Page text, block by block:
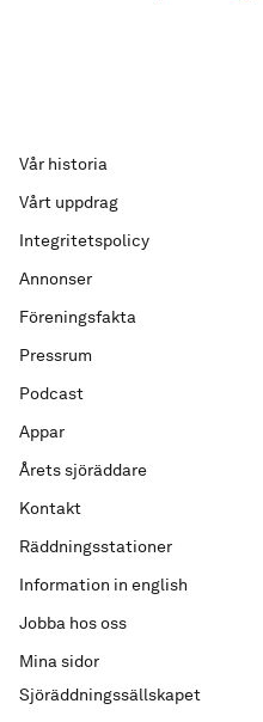
Sjöräddningssällskapet
Vår historia
Vårt uppdrag
Integritetspolicy
Annonser
Föreningsfakta
Pressrum
Podcast
Appar
Årets sjöräddare
Kontakt
Räddningsstationer
Information in english
Jobba hos oss
Mina sidor